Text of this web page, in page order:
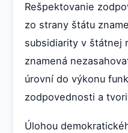
Rešpektovanie
zo strany štátu
subsidiarity v štátnej
znamená
úrovní do výkonu
zodpovednosti a
Úlohou